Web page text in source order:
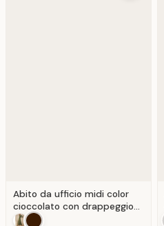
Abito da ufficio midi color
cioccolato con drappeggio
asimmetrico